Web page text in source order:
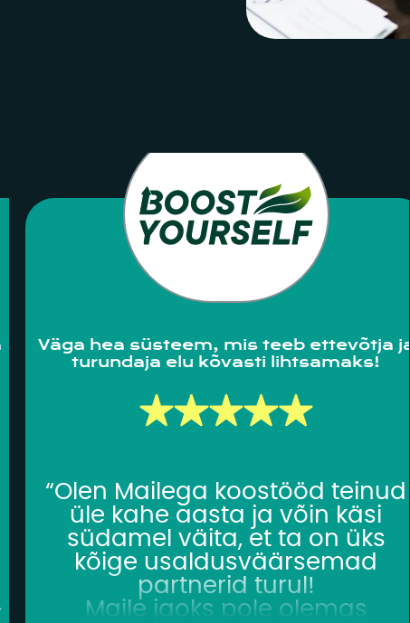
Väga hea süsteem, mis teeb ettevõtja ja
turundaja elu kõvasti lihtsamaks!
“Olen Mailega koostööd teinud
üle kahe aasta ja võin käsi
südamel väita, et ta on üks
kõige usaldusväärsemad
partnerid turul!
Maile jaoks pole olemas